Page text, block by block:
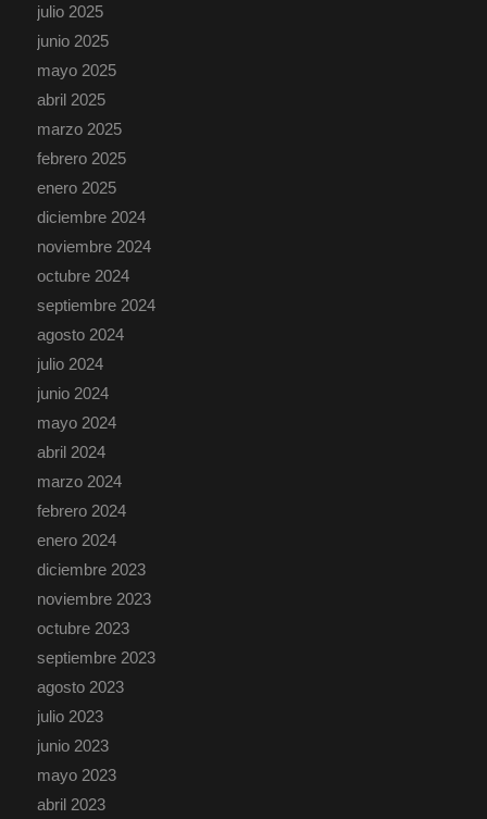
julio 2025
junio 2025
mayo 2025
abril 2025
marzo 2025
febrero 2025
enero 2025
diciembre 2024
noviembre 2024
octubre 2024
septiembre 2024
agosto 2024
julio 2024
junio 2024
mayo 2024
abril 2024
marzo 2024
febrero 2024
enero 2024
diciembre 2023
noviembre 2023
octubre 2023
septiembre 2023
agosto 2023
julio 2023
junio 2023
mayo 2023
abril 2023